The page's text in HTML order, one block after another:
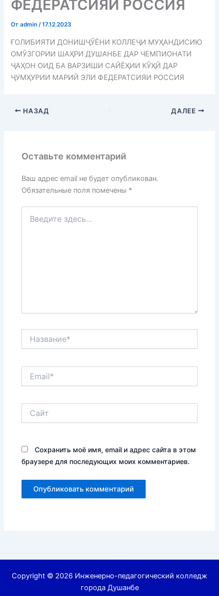
ФЕДЕРАТСИЯИ РОССИЯ
Отadmin/17.12.2023
ҒОЛИБИЯТИ ДОНИШҶӮЁНИ КОЛЛЕҶИ МУҲАНДИСИЮ
ОМӮЗГОРИИ ШАҲРИ ДУШАНБЕ ДАР ЧЕМПИОНАТИ
ҶАҲОН ОИД БА ВАРЗИШИ САЙЁҲИИ КӮҲӢ ДАР
ҶУМҲУРИИ МАРИЙ ЭЛИ ФЕДЕРАТСИЯИ РОССИЯ
НАЗАД ДАЛЕЕ
Оставьте комментарий
Ваш адрес email не будет опубликован.
Обязательные поля помечены *
здесь...
Сохранить моё имя, email и адрес сайта в этом
браузере для последующих моих комментариев.
Copyright © 2026 Инженерно-педагогический колледж
города Душанбе